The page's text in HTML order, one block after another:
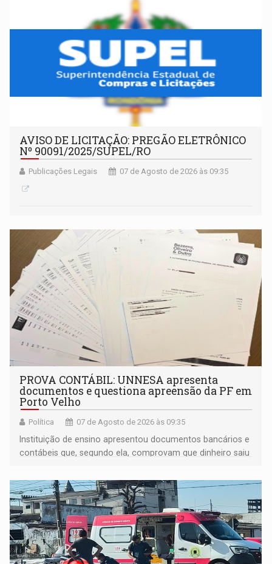
AVISO DE LICITAÇÃO: PREGÃO ELETRÔNICO
Nº 90091/2025/SUPEL/RO
Publicações Legais 07 de Agosto de 2026 às 09:35
PROVA CONTÁBIL: UNNESA apresenta
documentos e questiona apreensão da PF em
Porto Velho
Política 07 de Agosto de 2026 às 09:35
Instituição de ensino apresentou documentos bancários e
contábeis que, segundo ela, comprovam que dinheiro saiu
apreendido quando já estava dentro da sede da entidade
— em pleno ano eleitoral em Rondônia